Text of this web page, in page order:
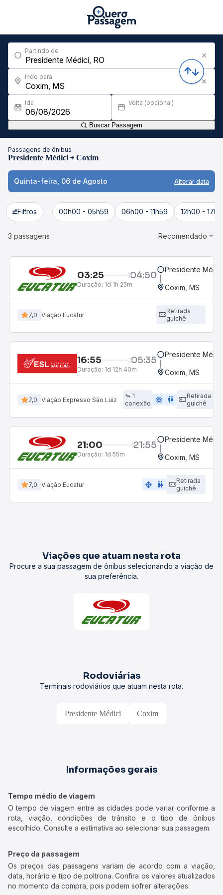
Partindo de
Indo para
Ida Volta (opcional)
Buscar Passagem
Passagens de ônibus
Presidente Médici Coxim
Quinta-feira, 06 de Agosto Alterar data
Filtros 00h00 - 05h59 06h00 - 11h59 12h00 -
3 passagens Recomendado
03:25 04:50
Duração: 1d 1h 25m
Presidente
Coxim, MS
7,0 Viação Eucatur
Retirada
guichê
16:55 05:35
Duração: 1d 12h 40m
Presidente
Coxim, MS
7,0 Viação Expresso São Luiz
1
conexão
ac_unit wc
Retirada
guichê
21:00 21:55
Duração: 1d 55m
Presidente
Coxim, MS
7,0 Viação Eucatur ac_unit wc
Retirada
guichê
Viações que atuam nesta rota
Procure a sua passagem de ônibus selecionando a viação de
sua preferência.
Rodoviárias
Terminais rodoviários que atuam nesta rota.
Presidente Médici Coxim
Informações gerais
Tempo médio de viagem
O tempo de viagem entre as cidades pode variar conforme a
rota, viação, condições de trânsito e o tipo de ônibus
escolhido. Consulte a estimativa ao selecionar sua passagem.
Preço da passagem
Os preços das passagens variam de acordo com a viação,
data, horário e tipo de poltrona. Confira os valores atualizados
no momento da compra, pois podem sofrer alterações.